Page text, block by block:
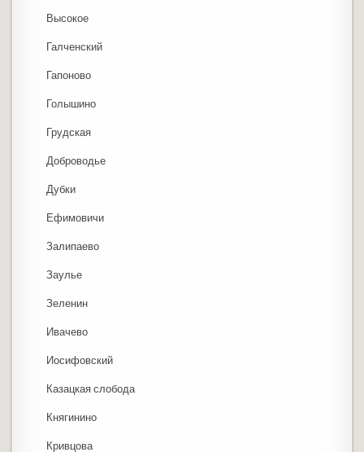
Высокое
Галченский
Гапоново
Голышино
Грудская
Доброводье
Дубки
Ефимовичи
Залипаево
Заулье
Зеленин
Ивачево
Иосифовский
Казацкая слобода
Княгинино
Кривцова